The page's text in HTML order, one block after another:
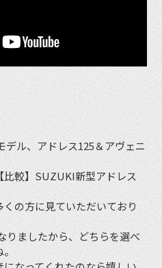
ル、アドレス125＆アヴェニ
比較】SUZUKI新型アドレス
の方に見ていただいており
りましたから、どちらを選べ